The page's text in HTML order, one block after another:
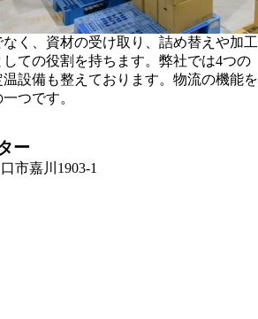
く、資材の受け取り、詰め替えや加工
ての役割を持ちます。弊社では4つの
設備も整えております。物流の機能を
つです。
ー
市嘉川1903-1